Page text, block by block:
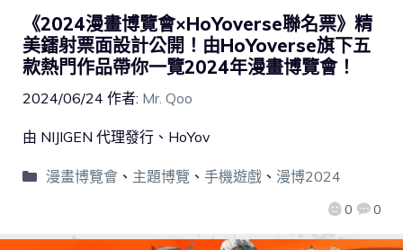
《2024漫畫博覽會×HoYoverse聯名票》精
美鐳射票面設計公開！由HoYoverse旗下五
款熱門作品帶你一覽2024年漫畫博覽會！
2024/06/24 作者: Mr. Qoo
0 0
由 NIJIGEN 代理發行、HoYov
漫畫博覽會、 主題博覽 、 手機遊戲、 漫博2024